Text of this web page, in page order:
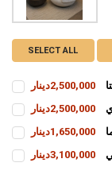
SELECT ALL
2,500,000دينار
CURRENT
STOCK:
QUANTITY:
2,500,000دينار
CURRENT
STOCK:
QUANTITY:
1,650,000دينار
CURRENT
STOCK:
QUANTITY:
3,100,000دينار